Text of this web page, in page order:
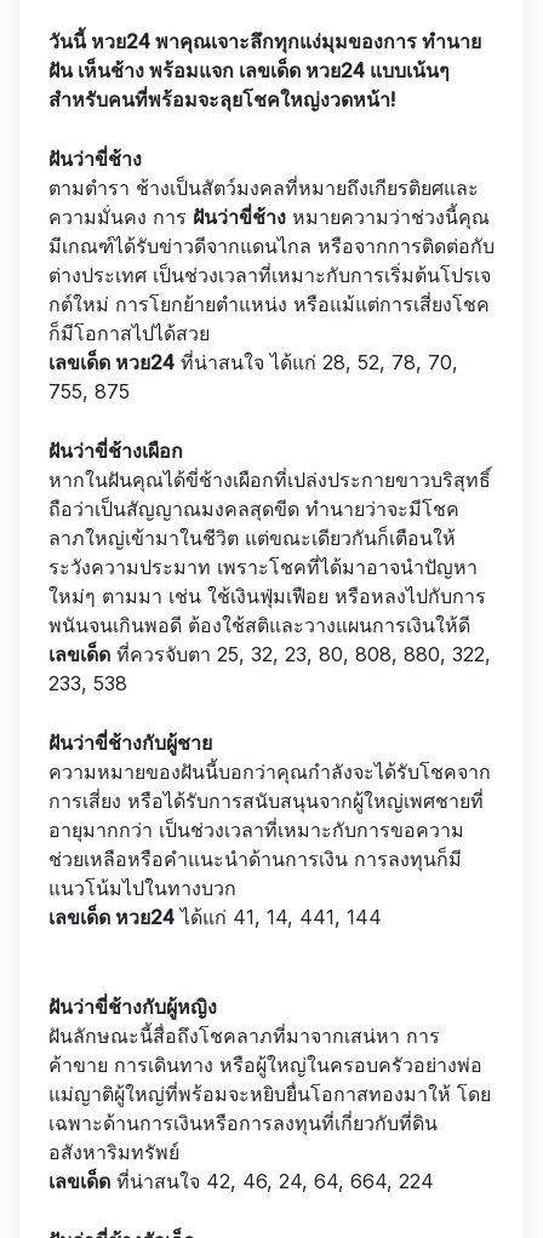
วันนี้ หวย24 พาคุณเจาะลึกทุกแง่มุมของการ ทำนาย
ฝัน เห็นช้าง พร้อมแจก เลขเด็ด หวย24 แบบเน้นๆ
สำหรับคนที่พร้อมจะลุยโชคใหญ่งวดหน้า!
ฝันว่าขี่ช้าง
ตามตำรา ช้างเป็นสัตว์มงคลที่หมายถึงเกียรติยศและ
ความมั่นคง การ ฝันว่าขี่ช้าง หมายความว่าช่วงนี้คุณ
มีเกณฑ์ได้รับข่าวดีจากแดนไกล หรือจากการติดต่อกับ
ต่างประเทศ เป็นช่วงเวลาที่เหมาะกับการเริ่มต้นโปรเจ
กต์ใหม่ การโยกย้ายตำแหน่ง หรือแม้แต่การเสี่ยงโชค
ก็มีโอกาสไปได้สวย
เลขเด็ด หวย24 ที่น่าสนใจ ได้แก่ 28, 52, 78, 70,
755, 875
ฝันว่าขี่ช้างเผือก
หากในฝันคุณได้ขี่ช้างเผือกที่เปล่งประกายขาวบริสุทธิ์
ถือว่าเป็นสัญญาณมงคลสุดขีด ทำนายว่าจะมีโชค
ลาภใหญ่เข้ามาในชีวิต แต่ขณะเดียวกันก็เตือนให้
ระวังความประมาท เพราะโชคที่ได้มาอาจนำปัญหา
ใหม่ๆ ตามมา เช่น ใช้เงินฟุ่มเฟือย หรือหลงไปกับการ
พนันจนเกินพอดี ต้องใช้สติและวางแผนการเงินให้ดี
เลขเด็ด ที่ควรจับตา 25, 32, 23, 80, 808, 880, 322,
233, 538
ฝันว่าขี่ช้างกับผู้ชาย
ความหมายของฝันนี้บอกว่าคุณกำลังจะได้รับโชคจาก
การเสี่ยง หรือได้รับการสนับสนุนจากผู้ใหญ่เพศชายที่
อายุมากกว่า เป็นช่วงเวลาที่เหมาะกับการขอความ
ช่วยเหลือหรือคำแนะนำด้านการเงิน การลงทุนก็มี
แนวโน้มไปในทางบวก
เลขเด็ด หวย24 ได้แก่ 41, 14, 441, 144
ฝันว่าขี่ช้างกับผู้หญิง
ฝันลักษณะนี้สื่อถึงโชคลาภที่มาจากเสน่หา การ
ค้าขาย การเดินทาง หรือผู้ใหญ่ในครอบครัวอย่างพ่อ
แม่ญาติผู้ใหญ่ที่พร้อมจะหยิบยื่นโอกาสทองมาให้ โดย
เฉพาะด้านการเงินหรือการลงทุนที่เกี่ยวกับที่ดิน
อสังหาริมทรัพย์
เลขเด็ด ที่น่าสนใจ 42, 46, 24, 64, 664, 224